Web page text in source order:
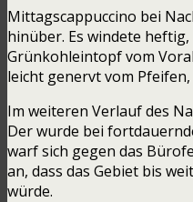
Mittagscappuccino bei
hinüber. Es windete
Grünkohleintopf vom
leicht genervt vom
Im weiteren Verlauf des
Der wurde bei
warf sich gegen das
an, dass das Gebiet bis
würde.